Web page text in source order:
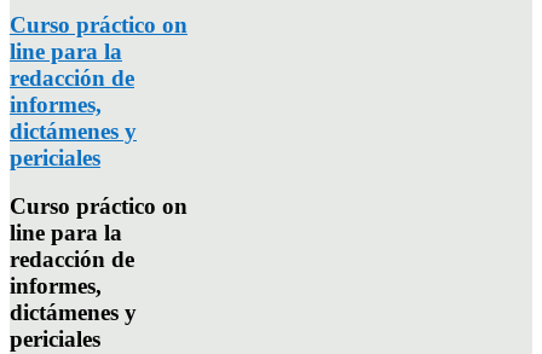
Curso práctico on
line para la
redacción de
informes,
dictámenes y
periciales
Curso práctico on
line para la
redacción de
informes,
dictámenes y
periciales